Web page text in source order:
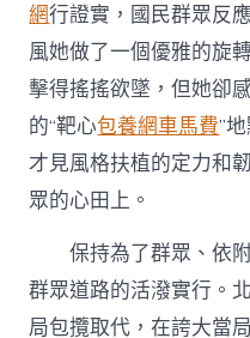
網行證實，國民群眾反
風她做了一個優雅的旋
擊得搖搖欲墜，但她卻
的“靶心包養網車馬費”
才見風格扶植的定力和
眾的心田上。
保持為了群眾、依
群眾道路的活潑實行。
局包攬取代，在誇大當